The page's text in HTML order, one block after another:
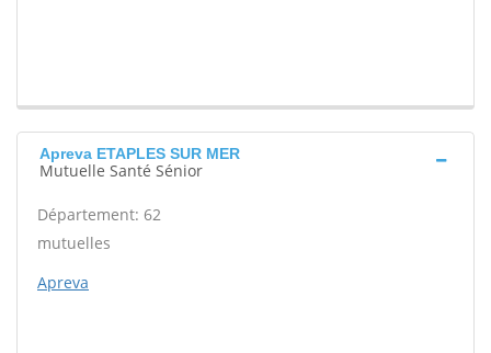
Apreva ETAPLES SUR MER
Mutuelle Santé Sénior
Département: 62
mutuelles
Apreva